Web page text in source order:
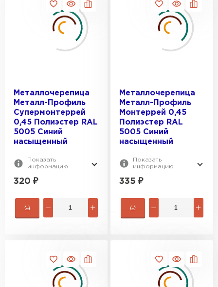
Металлочерепица
Металл-Профиль
Супермонтеррей
0,45 Полиэстер RAL
5005 Синий
насыщенный
Показать
информацию
320 ₽
Металлочерепица
Металл-Профиль
Монтеррей 0,45
Полиэстер RAL
5005 Синий
насыщенный
Показать
информацию
335 ₽
ПЕРЕЙТИ